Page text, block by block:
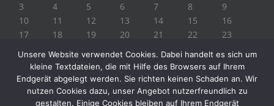
3
4 5 6 7 8
9
10
11 12 13 14 15
16
17
18 19 20 21 22
23
24
25 27 28
« Juli
Unsere Website verwendet Cookies. Dabei handelt es sich um
kleine Textdateien, die mit Hilfe des Browsers auf Ihrem
Endgerät abgelegt werden. Sie richten keinen Schaden an. Wir
nutzen Cookies dazu, unser Angebot nutzerfreundlich zu
gestalten. Einige Cookies bleiben auf Ihrem Endgerät